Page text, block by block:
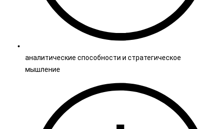
аналитические способности и стратегическое
мышление